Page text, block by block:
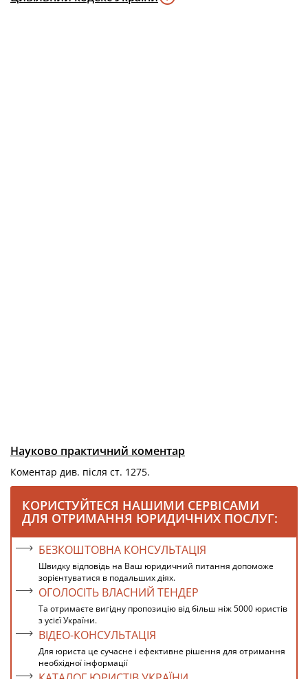
Науково практичний коментар
Коментар див. після ст. 1275.
КОРИСТУЙТЕСЯ НАШИМИ СЕРВІСАМИ
ДЛЯ ОТРИМАННЯ ЮРИДИЧНИХ ПОСЛУГ:
БЕЗКОШТОВНА КОНСУЛЬТАЦІЯ
Швидку відповідь на Ваш юридичний питання допоможе
зорієнтуватися в подальших діях.
ОГОЛОСІТЬ ВЛАСНИЙ ТЕНДЕР
Та отримаєте вигідну пропозицію від більш ніж 5000 юристів
з усієї України.
ВІДЕО-КОНСУЛЬТАЦІЯ
Для юриста це сучасне і ефективне рішення для отримання
необхідної інформації